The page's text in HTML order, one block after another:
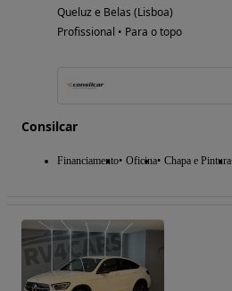
Queluz e Belas (Lisboa)
Profissional • Para o topo
Consilcar
Financiamento Oficina Chapa e Pintura